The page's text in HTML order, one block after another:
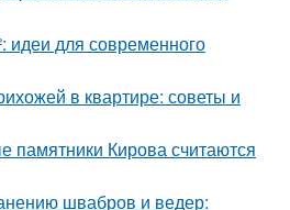
идеи для современного
в квартире: советы и
памятники Кирова считаются
швабров и ведер: